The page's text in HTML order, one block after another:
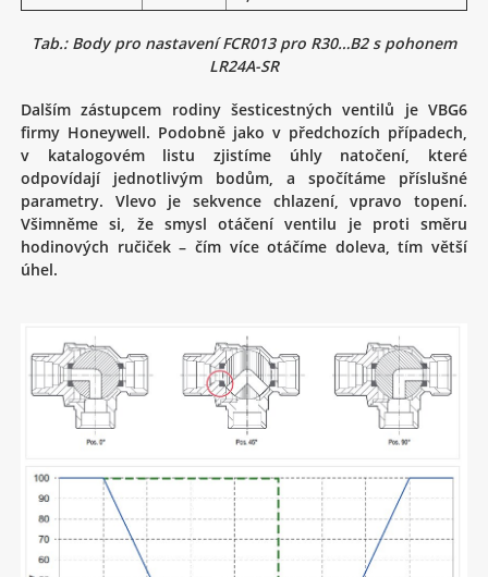
Tab.: Body pro nastavení FCR013 pro R30…B2 s pohonem
LR24A-SR
Dalším zástupcem rodiny šesticestných ventilů je VBG6
firmy Honeywell. Podobně jako v předchozích případech,
v katalogovém listu zjistíme úhly natočení, které
odpovídají jednotlivým bodům, a spočítáme příslušné
parametry. Vlevo je sekvence chlazení, vpravo topení.
Všimněme si, že smysl otáčení ventilu je proti směru
hodinových ručiček – čím více otáčíme doleva, tím větší
úhel.